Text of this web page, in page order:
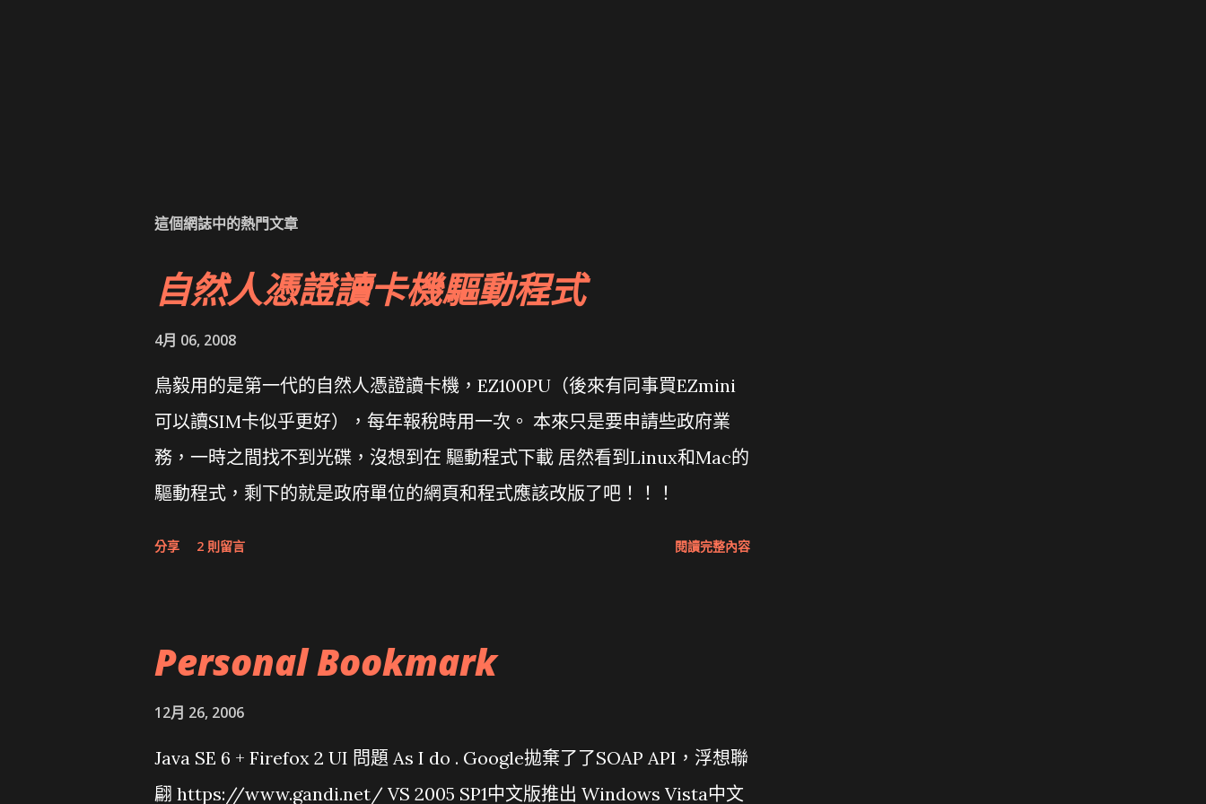
這個網誌中的熱門文章
自然人憑證讀卡機驅動程式
4月 06, 2008
鳥毅用的是第一代的自然人憑證讀卡機，EZ100PU（後來有同事買EZmini
可以讀SIM卡似乎更好），每年報稅時用一次。 本來只是要申請些政府業
務，一時之間找不到光碟，沒想到在 驅動程式下載 居然看到Linux和Mac的
驅動程式，剩下的就是政府單位的網頁和程式應該改版了吧！！！
分享 2 則留言 閱讀完整內容
Personal Bookmark
12月 26, 2006
Java SE 6 + Firefox 2 UI 問題 As I do . Google拋棄了了SOAP API，浮想聯
翩 https://www.gandi.net/ VS 2005 SP1中文版推出 Windows Vista中文